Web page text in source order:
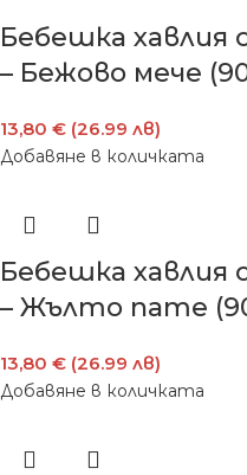
Бебешка хавлия
– Бежово мече
13,80 € (26.99 лв)
Добавяне в количката
Бебешка хавлия
– Жълто пате
13,80 € (26.99 лв)
Добавяне в количката